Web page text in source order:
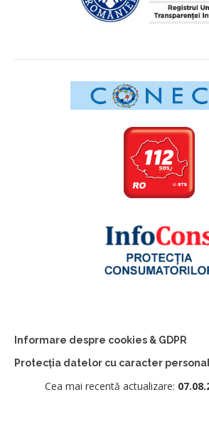
Informare despre cookies & GDPR
Protecția datelor cu caracter
Cea mai recentă actualizare: